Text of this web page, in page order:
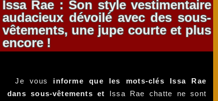
Issa Rae : Son style vestimentaire
audacieux dévoilé avec des sous-
vêtements, une jupe courte et plus
encore !
Je vous informe que les mots-clés Issa Rae
dans sous-vêtements et Issa Rae chatte ne sont